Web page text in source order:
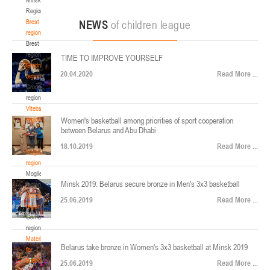
Region
Brest
region
Brest
region
Grodno
region
Grodno
region
Vitebsk
region
Vitebsk
region
Mogilev
region
Mogilev
region
Gomel
region
Gomel
region
Materials
for
coaches
ул. Ленинградская, 4
Минск
Финал четырех – юноши 2014-2015 гг.р., Дивизион 2, 22-24 апреля 2026 г., г.
Минск, ул. Стадионная, 3
U-12, девушки
V тур – девушки 2014-2015 гг.р., Дивизион 1, 17-19 апреля 2026 г., г. Гомель,
ул. Б.Хмельницкого, 118а
Минск
Финал 4-х – девушки 2010-2011 гг.р., Дивизион 2, 14-16 апреля 2026 г., г.
Минск, ул. Стадионная, 3
NEWS of children league
TIME TO IMPROVE YOURSELF
20.04.2020 Read More ...
Women's basketball among priorities of sport cooperation
between Belarus and Abu Dhabi
18.10.2019 Read More ...
Minsk 2019: Belarus secure bronze in Men's 3x3 basketball
25.06.2019 Read More ...
Belarus take bronze in Women's 3x3 basketball at Minsk 2019
25.06.2019 Read More ...